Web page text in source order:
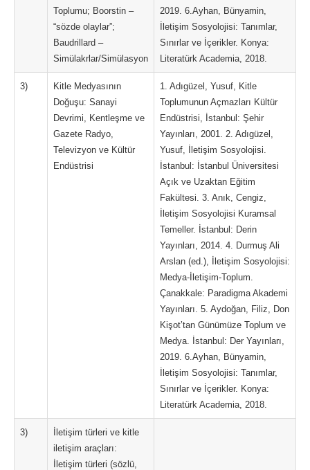
Toplumu; Boorstin –
“sözde olaylar”;
Baudrillard –
Simülakrlar/Simülasyon
2019. 6.Ayhan, Bünyamin,
İletişim Sosyolojisi: Tanımlar,
Sınırlar ve İçerikler. Konya:
Literatürk Academia, 2018.
3)
Kitle Medyasının
Doğuşu: Sanayi
Devrimi, Kentleşme ve
Gazete Radyo,
Televizyon ve Kültür
Endüstrisi
1. Adıgüzel, Yusuf, Kitle
Toplumunun Açmazları Kültür
Endüstrisi, İstanbul: Şehir
Yayınları, 2001. 2. Adıgüzel,
Yusuf, İletişim Sosyolojisi.
İstanbul: İstanbul Üniversitesi
Açık ve Uzaktan Eğitim
Fakültesi. 3. Anık, Cengiz,
İletişim Sosyolojisi Kuramsal
Temeller. İstanbul: Derin
Yayınları, 2014. 4. Durmuş Ali
Arslan (ed.), İletişim Sosyolojisi:
Medya-İletişim-Toplum.
Çanakkale: Paradigma Akademi
Yayınları. 5. Aydoğan, Filiz, Don
Kişot’tan Günümüze Toplum ve
Medya. İstanbul: Der Yayınları,
2019. 6.Ayhan, Bünyamin,
İletişim Sosyolojisi: Tanımlar,
Sınırlar ve İçerikler. Konya:
Literatürk Academia, 2018.
3)
İletişim türleri ve kitle
iletişim araçları:
İletişim türleri (sözlü,